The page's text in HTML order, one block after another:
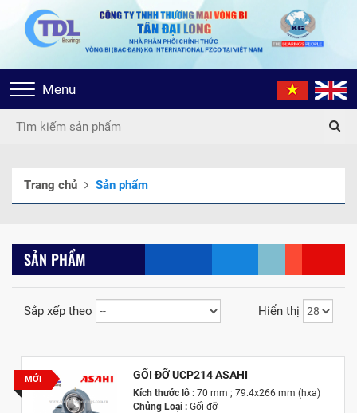
Toggle
navigation
Menu
Trang chủ Sản phẩm
SẢN PHẨM
Sắp xếp theo Hiển thị
MỚI GỐI ĐỠ UCP214 ASAHI
Kích thước lỗ : 70 mm ; 79.4x266 mm (hxa)
Chủng Loại : Gối đỡ